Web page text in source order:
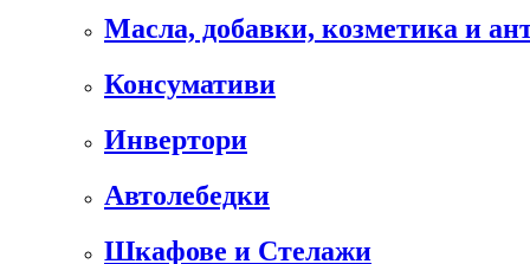
Масла, добавки, козметика и
Консумативи
Инвертори
Автолебедки
Шкафове и Стелажи